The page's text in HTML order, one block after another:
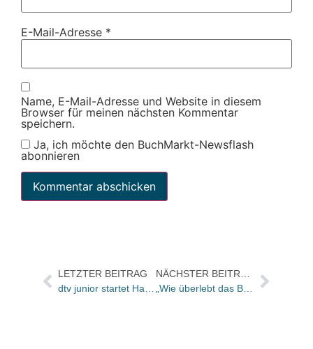
E-Mail-Adresse *
Name, E-Mail-Adresse und Website in diesem
Browser für meinen nächsten Kommentar
speichern.
Ja, ich möchte den BuchMarkt-Newsflash
abonnieren
LETZTER BEITRAG